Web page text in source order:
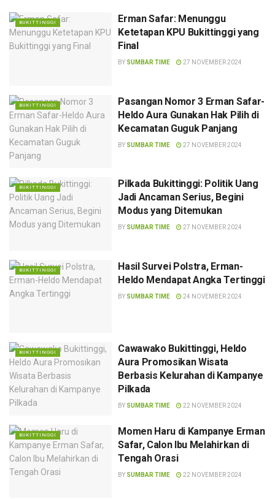
BUKITTINGGI
Erman Safar: Menunggu
Ketetapan KPU Bukittinggi yang
Final
BY SUMBAR TIME 27 NOVEMBER 2024
BUKITTINGGI
Pasangan Nomor 3 Erman Safar-
Heldo Aura Gunakan Hak Pilih di
Kecamatan Guguk Panjang
BY SUMBAR TIME 27 NOVEMBER 2024
BUKITTINGGI
Pilkada Bukittinggi: Politik Uang
Jadi Ancaman Serius, Begini
Modus yang Ditemukan
BY SUMBAR TIME 27 NOVEMBER 2024
BUKITTINGGI
Hasil Survei Polstra, Erman-
Heldo Mendapat Angka Tertinggi
BY SUMBAR TIME 24 NOVEMBER 2024
BUKITTINGGI
Cawawako Bukittinggi, Heldo
Aura Promosikan Wisata
Berbasis Kelurahan di Kampanye
Pilkada
BY SUMBAR TIME 22 NOVEMBER 2024
BUKITTINGGI
Momen Haru di Kampanye Erman
Safar, Calon Ibu Melahirkan di
Tengah Orasi
BY SUMBAR TIME 22 NOVEMBER 2024